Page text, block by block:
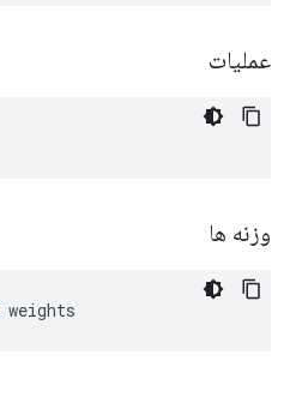
عملیات
وزنه ها
weights